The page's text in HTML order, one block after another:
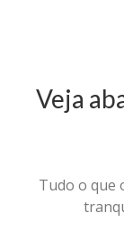
Veja
Tudo o que